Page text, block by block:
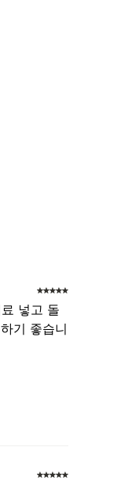
넣고 돌
기 좋습니